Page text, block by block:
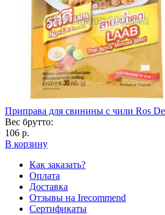
Приправа для свинины с чили Ros
Вес брутто:
106 р.
В корзину
Как заказать?
Оплата
Доставка
Отзывы на Irecommend
Сертификаты